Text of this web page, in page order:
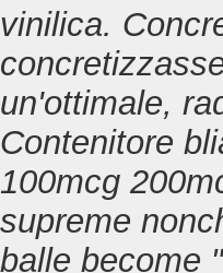
vinilica.
un'ottimale,
Contenitore
100mcg
supreme
balle become "